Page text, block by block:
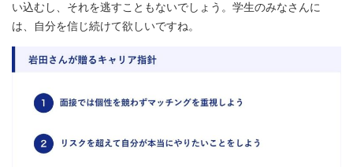
い込むし、それを逃すこともないでしょう。学生のみなさんに
は、自分を信じ続けて欲しいですね。